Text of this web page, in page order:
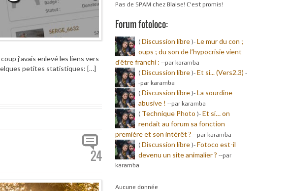
j’avais enlevé les liens vers
petites statistiques: […]
24
Pas de SPAM chez Blaise! C'est promis!
Forum fotoloco:
( Discussion libre)- Le mur du con ;
oups ; du son de l’hypocrisie vient
d’être franchi : --par karamba
( Discussion libre)- Et si... (Vers2.3) -
-par karamba
( Discussion libre)- La sourdine
abusive ! --par karamba
( Technique Photo )- Et si… on
rendait au forum sa fonction
première et son intérêt ? --par karamba
( Discussion libre)- Fotoco est-il
devenu un site animalier ? --par
karamba
Aucune donnée